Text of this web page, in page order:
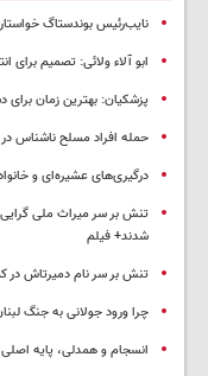
نایب‌رئیس بوندستاگ
ابو آلاء ولائی: تصمیم برای
پزشکیان‌: بهترین زمان
حمله افراد مسلح ناشناس
درگیری‌های عشیره‌ای و خانوادگی در سوریه؛ ۹
شدند+ فیلم
تنش بر سر نام دمیرتاش در
چرا ورود جولانی به جنگ
انسجام و همدلی، پایه